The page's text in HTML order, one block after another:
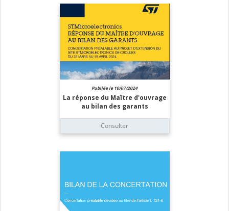
Publiée le 10/07/2024
La réponse du Maître d'ouvrage
au bilan des garants
Consulter